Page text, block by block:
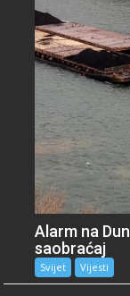
Alarm na
saobraćaj
Svijet Vijesti